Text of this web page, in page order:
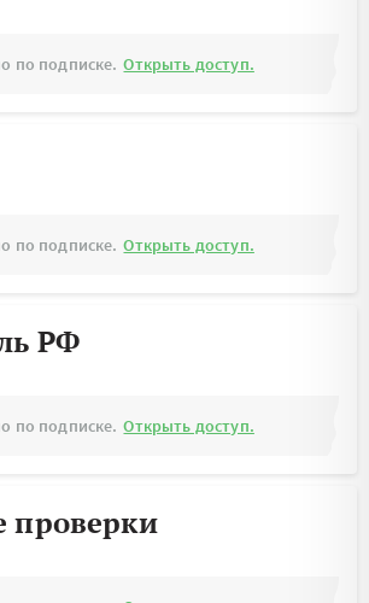
по подписке. Открыть доступ.
по подписке. Открыть доступ.
РФ
по подписке. Открыть доступ.
проверки